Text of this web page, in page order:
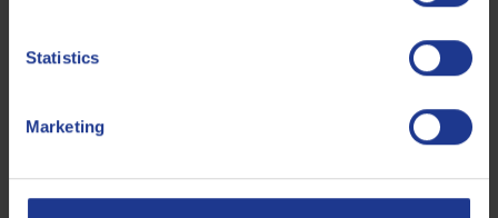
Statistics
Marketing
droit d’auteurs ou des exceptions prévues dans d’autres lois
Vous trouverez plus d’informations sur les conditions d’accès
et d’utilisation de notre site web, y compris de plus amples